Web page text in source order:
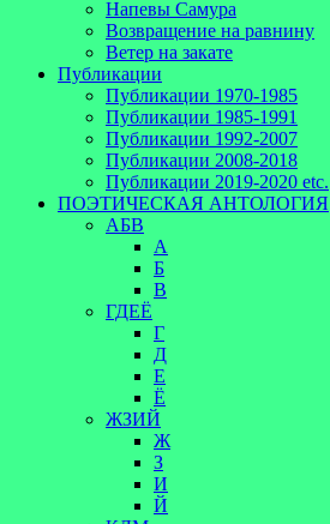
Напевы Самура
Возвращение на равнину
Ветер на закате
Публикации
Публикации 1970-1985
Публикации 1985-1991
Публикации 1992-2007
Публикации 2008-2018
Публикации 2019-2020 etc.
ПОЭТИЧЕСКАЯ АНТОЛОГИЯ
АБВ
А
Б
В
ГДЕЁ
Г
Д
Е
Ё
ЖЗИЙ
Ж
З
И
Й